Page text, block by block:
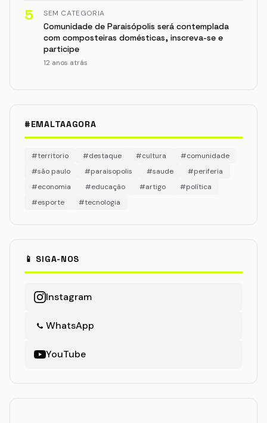
5 SEM CATEGORIA
Comunidade de Paraisópolis será contemplada
com composteiras domésticas, inscreva-se e
participe
12 anos atrás
#EMALTAAGORA
#territorio #destaque #cultura
#comunidade
#são paulo
#paraisopolis #saude
#periferia
#economia
#educação #artigo
#política
#esporte
#tecnologia
📱 SIGA-NOS
Instagram
WhatsApp
YouTube